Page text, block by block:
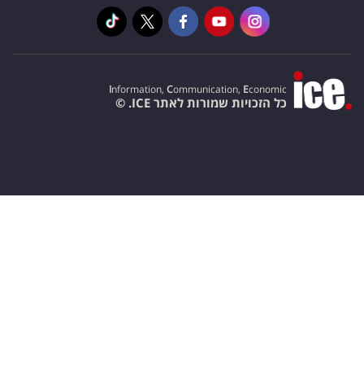
Information, Communication, Economic
כל הזכויות שמורות לאתר ICE. ©